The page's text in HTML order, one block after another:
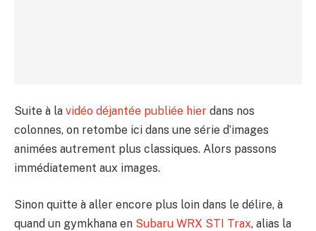
Suite à la vidéo déjantée publiée hier dans nos
colonnes, on retombe ici dans une série d’images
animées autrement plus classiques. Alors passons
immédiatement aux images.
Sinon quitte à aller encore plus loin dans le délire, à
quand un gymkhana en Subaru WRX STI Trax, alias la